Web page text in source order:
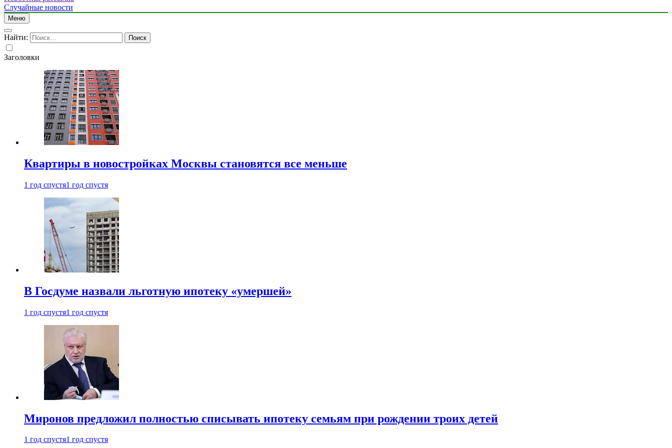
Случайные новости
Меню
Найти:
Заголовки
Квартиры в новостройках Москвы становятся все меньше
1 год спустя1 год спустя
В Госдуме назвали льготную ипотеку «умершей»
1 год спустя1 год спустя
Миронов предложил полностью списывать ипотеку семьям при рождении троих детей
1 год спустя1 год спустя